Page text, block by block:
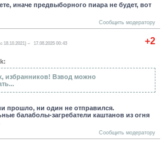
иначе предвыборного пиара не будет, вот
Сообщить модератору
+2
18.10.2021) 17.08.2025 00:43
избранников! Взвод можно
прошло, ни один не отправился.
балаболы-загребатели каштанов из огня
Сообщить модератору